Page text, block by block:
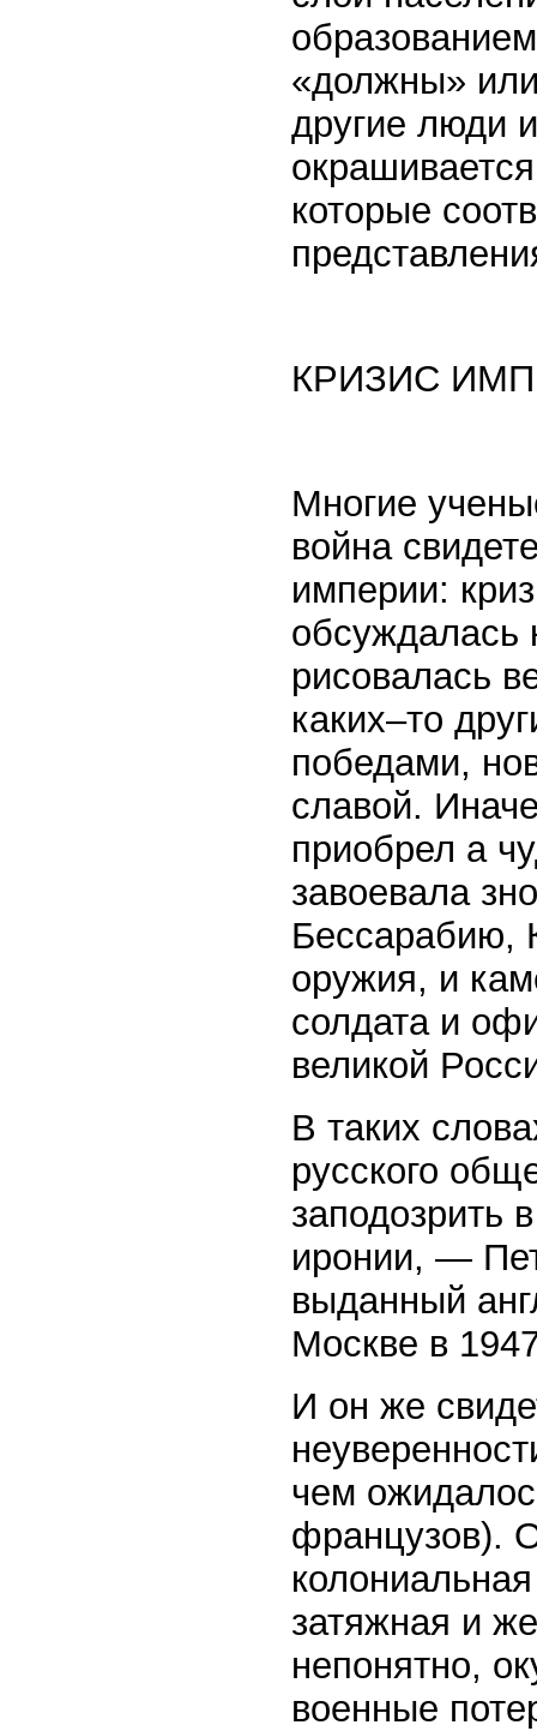
«должны»
другие люди
которые
КРИЗИС
Многие
война
империи:
обсуждалась
рисовалась
каких–то
победами,
славой.
приобрел а
завоевала
Бессарабию,
оружия, и
солдата и
великой
В таких
русского
заподозрить
иронии, —
выданный
Москве в
И он же
чем
французов).
затяжная и
непонятно,
военные